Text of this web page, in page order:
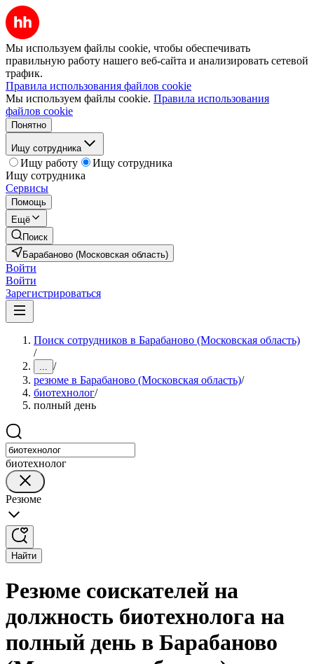
Мы используем файлы cookie, чтобы обеспечивать
правильную работу нашего веб-сайта и анализировать сетевой
трафик.
Правила использования файлов cookie
Мы используем файлы cookie. Правила использования
файлов cookie
Понятно
Ищу сотрудника
Ищу работу
Ищу сотрудника
Ищу сотрудника
Сервисы
Помощь
Ещё
Поиск
Барабаново (Московская область)
Войти
Войти
Зарегистрироваться
Поиск сотрудников в Барабаново (Московская область)
/
... /
резюме в Барабаново (Московская область)/
биотехнолог/
полный день
биотехнолог
Резюме
Найти
Резюме соискателей на
должность биотехнолога на
полный день в Барабаново